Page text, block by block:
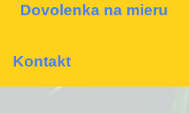
Dovolenka na mieru
Kontakt